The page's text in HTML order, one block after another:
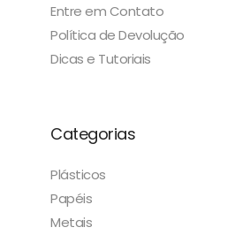
Entre em Contato
Política de Devolução
Dicas e Tutoriais
Categorias
Plásticos
Papéis
Metais